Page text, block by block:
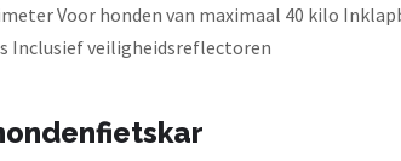
Voor honden van maximaal 40 kilo
Inclusief veiligheidsreflectoren